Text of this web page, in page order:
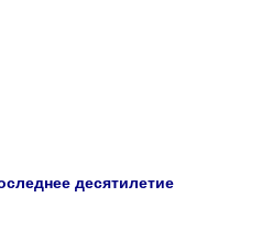
десятилетие